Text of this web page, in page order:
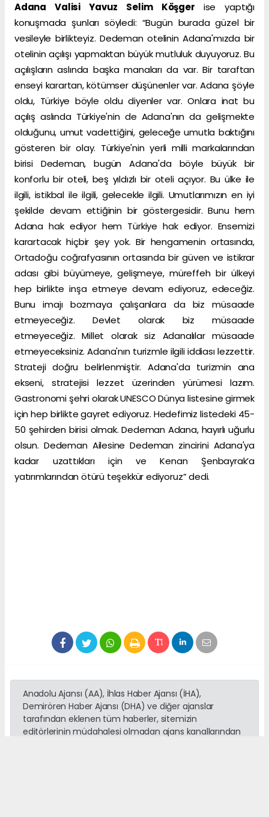
Adana Valisi Yavuz Selim Köşger ise yaptığı
konuşmada şunları söyledi: “Bugün burada güzel bir
vesileyle birlikteyiz. Dedeman otelinin Adana'mızda bir
otelinin açılışı yapmaktan büyük mutluluk duyuyoruz. Bu
açılışların aslında başka manaları da var. Bir taraftan
enseyi karartan, kötümser düşünenler var. Adana şöyle
oldu, Türkiye böyle oldu diyenler var. Onlara inat bu
açılış aslında Türkiye'nin de Adana'nın da gelişmekte
olduğunu, umut vadettiğini, geleceğe umutla baktığını
gösteren bir olay. Türkiye'nin yerli milli markalarından
birisi Dedeman, bugün Adana'da böyle büyük bir
konforlu bir oteli, beş yıldızlı bir oteli açıyor. Bu ülke ile
ilgili, istikbal ile ilgili, gelecekle ilgili. Umutlarımızın en iyi
şekilde devam ettiğinin bir göstergesidir. Bunu hem
Adana hak ediyor hem Türkiye hak ediyor. Ensemizi
karartacak hiçbir şey yok. Bir hengamenin ortasında,
Ortadoğu coğrafyasının ortasında bir güven ve istikrar
adası gibi büyümeye, gelişmeye, müreffeh bir ülkeyi
hep birlikte inşa etmeye devam ediyoruz, edeceğiz.
Bunu imajı bozmaya çalışanlara da biz müsaade
etmeyeceğiz. Devlet olarak biz müsaade
etmeyeceğiz. Millet olarak siz Adanalılar müsaade
etmeyeceksiniz. Adana'nın turizmle ilgili iddiası lezzettir.
Strateji doğru belirlenmiştir. Adana'da turizmin ana
ekseni, stratejisi lezzet üzerinden yürümesi lazım.
Gastronomi şehri olarak UNESCO Dünya listesine girmek
için hep birlikte gayret ediyoruz. Hedefimiz listedeki 45-
50 şehirden birisi olmak. Dedeman Adana, hayırlı uğurlu
olsun. Dedeman Ailesine Dedeman zincirini Adana'ya
kadar uzattıkları için ve Kenan Şenbayrak’a
yatırımlarından ötürü teşekkür ediyoruz” dedi.
Anadolu Ajansı (AA), İhlas Haber Ajansı (İHA),
Demirören Haber Ajansı (DHA) ve diğer ajanslar
tarafından eklenen tüm haberler, sitemizin
editörlerinin müdahalesi olmadan ajans kanallarından